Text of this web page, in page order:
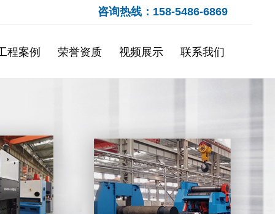
咨询热线：158-5486-6869
程案例 荣誉资质 视频展示 联系我们